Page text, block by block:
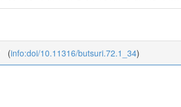
(info:doi/10.11316/butsuri.72.1_34)